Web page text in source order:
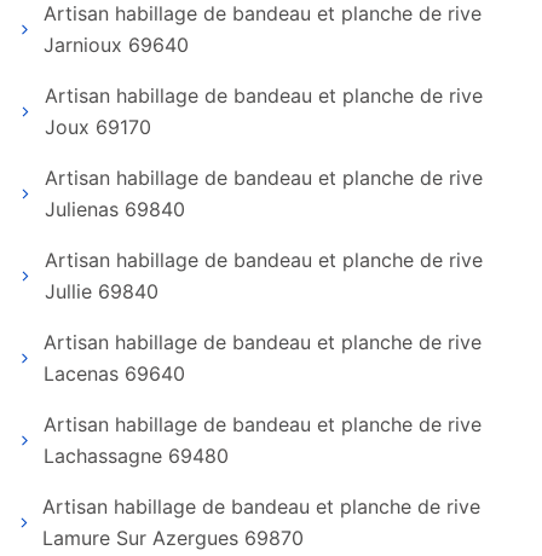
Artisan habillage de bandeau et planche de rive
Jarnioux 69640
Artisan habillage de bandeau et planche de rive
Joux 69170
Artisan habillage de bandeau et planche de rive
Julienas 69840
Artisan habillage de bandeau et planche de rive
Jullie 69840
Artisan habillage de bandeau et planche de rive
Lacenas 69640
Artisan habillage de bandeau et planche de rive
Lachassagne 69480
Artisan habillage de bandeau et planche de rive
Lamure Sur Azergues 69870